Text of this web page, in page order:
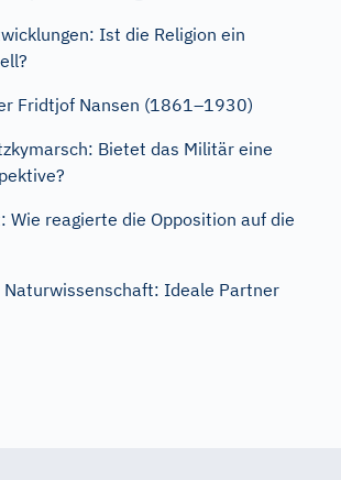
Ist die Religion ein
Fridtjof Nansen (1861–1930)
Bietet das Militär eine
Wie reagierte die Opposition auf die
Naturwissenschaft: Ideale Partner